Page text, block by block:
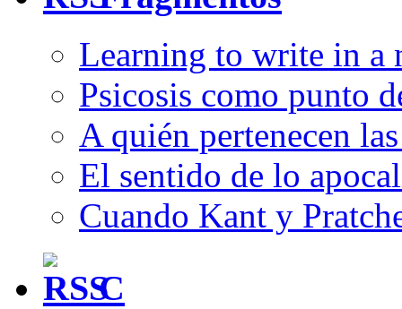
Learning to write in a
Psicosis como punto
A quién pertenecen
El sentido de lo
Cuando Kant y
C